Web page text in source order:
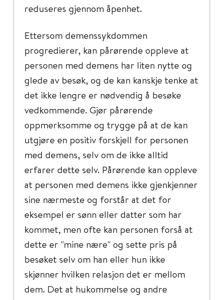
reduseres gjennom åpenhet.
Ettersom demenssykdommen
progredierer, kan pårørende oppleve at
personen med demens har liten nytte og
glede av besøk, og de kan kanskje tenke at
det ikke lengre er nødvendig å besøke
vedkommende. Gjør pårørende
oppmerksomme og trygge på at de kan
utgjøre en positiv forskjell for personen
med demens, selv om de ikke alltid
erfarer dette selv. Pårørende kan oppleve
at personen med demens ikke gjenkjenner
sine nærmeste og forstår at det for
eksempel er sønn eller datter som har
kommet, men ofte kan personen forså at
dette er "mine nære" og sette pris på
besøket selv om han eller hun ikke
skjønner hvilken relasjon det er mellom
dem. Det at hukommelse og andre